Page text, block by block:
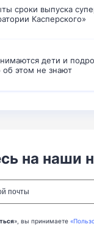
сроки выпуска
Касперского»
дети и
об этом не знают
на наши
», вы принимаете